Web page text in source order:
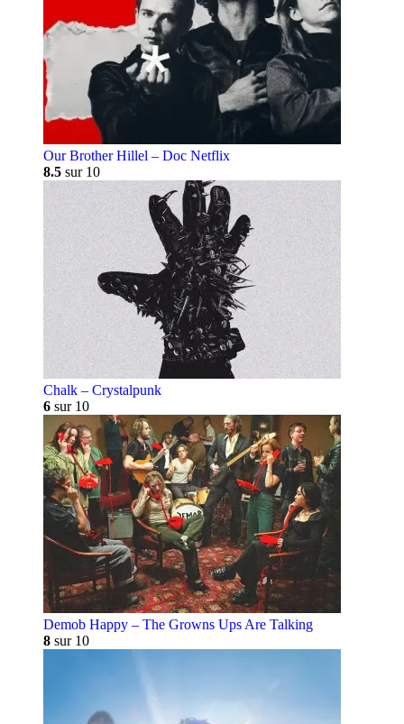
Our Brother Hillel – Doc Netflix
8.5 sur 10
Chalk – Crystalpunk
6 sur 10
Demob Happy – The Growns Ups Are Talking
8 sur 10